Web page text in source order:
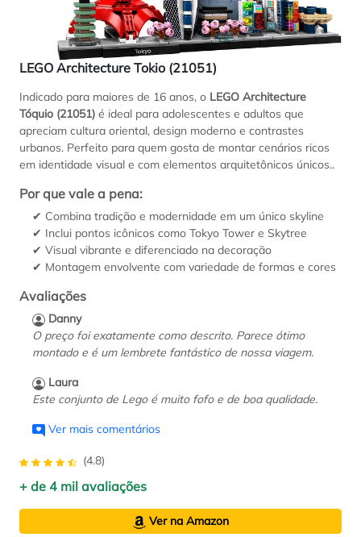
LEGO Architecture Tokio (21051)
Indicado para maiores de 16 anos, o LEGO Architecture
Tóquio (21051) é ideal para adolescentes e adultos que
apreciam cultura oriental, design moderno e contrastes
urbanos. Perfeito para quem gosta de montar cenários ricos
em identidade visual e com elementos arquitetônicos únicos..
Por que vale a pena:
✔ Combina tradição e modernidade em um único skyline
✔ Inclui pontos icônicos como Tokyo Tower e Skytree
✔ Visual vibrante e diferenciado na decoração
✔ Montagem envolvente com variedade de formas e cores
Avaliações
Danny
O preço foi exatamente como descrito. Parece ótimo
montado e é um lembrete fantástico de nossa viagem.
Laura
Este conjunto de Lego é muito fofo e de boa qualidade.
Ver mais comentários
(4.8)
+ de 4 mil avaliações
Ver na Amazon